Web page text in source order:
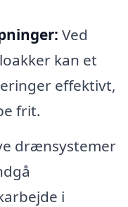
Ved
kan et
effektivt,
frit.
drænsystemer
i